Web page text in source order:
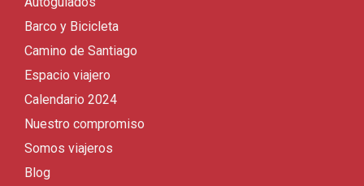
Barco y Bicicleta
Camino de Santiago
Espacio viajero
Calendario 2024
Nuestro compromiso
Somos viajeros
Blog